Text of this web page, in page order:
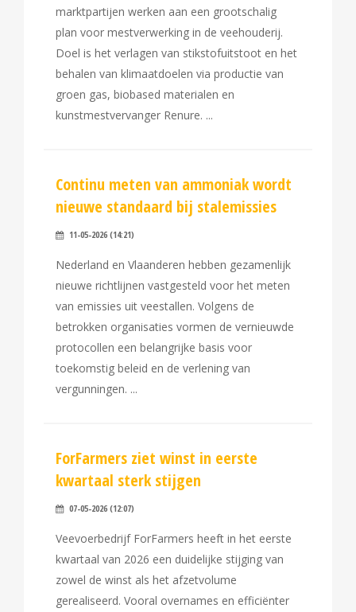
marktpartijen werken aan een grootschalig
plan voor mestverwerking in de veehouderij.
Doel is het verlagen van stikstofuitstoot en het
behalen van klimaatdoelen via productie van
groen gas, biobased materialen en
kunstmestvervanger Renure.
Continu meten van ammoniak wordt
nieuwe standaard bij stalemissies
11-05-2026 (14:21)
Nederland en Vlaanderen hebben gezamenlijk
nieuwe richtlijnen vastgesteld voor het meten
van emissies uit veestallen. Volgens de
betrokken organisaties vormen de vernieuwde
protocollen een belangrijke basis voor
toekomstig beleid en de verlening van
vergunningen.
ForFarmers ziet winst in eerste
kwartaal sterk stijgen
07-05-2026 (12:07)
Veevoerbedrijf ForFarmers heeft in het eerste
kwartaal van 2026 een duidelijke stijging van
zowel de winst als het afzetvolume
gerealiseerd. Vooral overnames en efficiënter